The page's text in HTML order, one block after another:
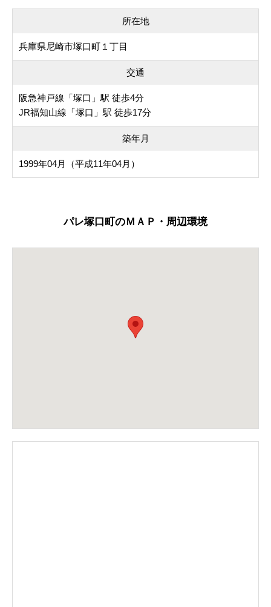
所在地
兵庫県尼崎市塚口町１丁目
交通
阪急神戸線「塚口」駅 徒歩4分
JR福知山線「塚口」駅 徒歩17分
築年月
1999年04月（平成11年04月）
パレ塚口町のＭＡＰ・周辺環境